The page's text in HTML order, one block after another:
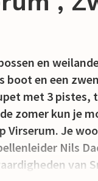
en
en een
met 3 pistes,
zomer kun je
Virserum. Je
Nils
van